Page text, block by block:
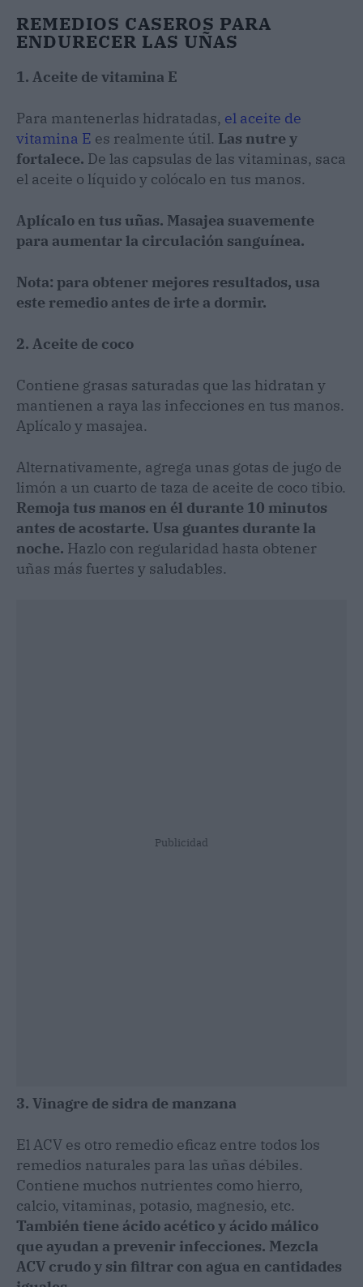
REMEDIOS CASEROS PARA
ENDURECER LAS UÑAS
1. Aceite de vitamina E
Para mantenerlas hidratadas, el aceite de
vitamina E es realmente útil. Las nutre y
fortalece. De las capsulas de las vitaminas, saca
el aceite o líquido y colócalo en tus manos.
Aplícalo en tus uñas. Masajea suavemente
para aumentar la circulación sanguínea.
Nota: para obtener mejores resultados, usa
este remedio antes de irte a dormir.
2. Aceite de coco
Contiene grasas saturadas que las hidratan y
mantienen a raya las infecciones en tus manos.
Aplícalo y masajea.
Alternativamente, agrega unas gotas de jugo de
limón a un cuarto de taza de aceite de coco tibio.
Remoja tus manos en él durante 10 minutos
antes de acostarte. Usa guantes durante la
noche. Hazlo con regularidad hasta obtener
uñas más fuertes y saludables.
Publicidad
3. Vinagre de sidra de manzana
El ACV es otro remedio eficaz entre todos los
remedios naturales para las uñas débiles.
Contiene muchos nutrientes como hierro,
calcio, vitaminas, potasio, magnesio, etc.
También tiene ácido acético y ácido málico
que ayudan a prevenir infecciones. Mezcla
ACV crudo y sin filtrar con agua en cantidades